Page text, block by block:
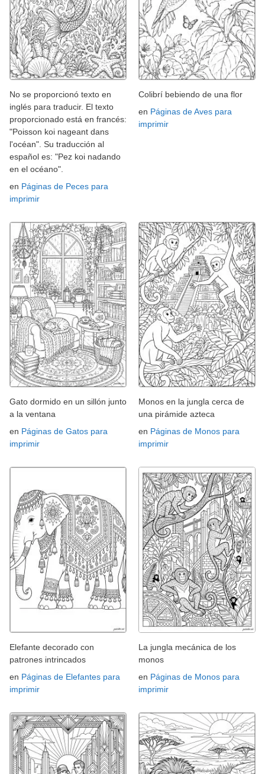
No se proporcionó texto en
inglés para traducir. El texto
proporcionado está en francés:
"Poisson koi nageant dans
l'océan". Su traducción al
español es: "Pez koi nadando
en el océano".
en Páginas de Peces para
imprimir
Colibrí bebiendo de una flor
en Páginas de Aves para
imprimir
Gato dormido en un sillón junto
a la ventana
en Páginas de Gatos para
imprimir
Monos en la jungla cerca de
una pirámide azteca
en Páginas de Monos para
imprimir
Elefante decorado con
patrones intrincados
en Páginas de Elefantes para
imprimir
La jungla mecánica de los
monos
en Páginas de Monos para
imprimir